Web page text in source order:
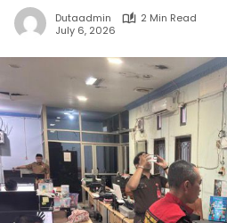
Dutaadmin
2 Min Read
July 6, 2026